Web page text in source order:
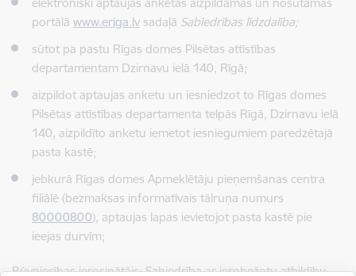
portālā www.eriga.lv sadaļā Sabiedrības līdzdalība;
sūtot pa pastu Rīgas domes Pilsētas attīstības
departamentam Dzirnavu ielā 140, Rīgā;
aizpildot aptaujas anketu un iesniedzot to Rīgas domes
Pilsētas attīstības departamenta telpās Rīgā, Dzirnavu ielā
140, aizpildīto anketu iemetot iesniegumiem paredzētajā
pasta kastē;
jebkurā Rīgas domes Apmeklētāju pieņemšanas centra
filiālē (bezmaksas informatīvais tālruņa numurs
80000800), aptaujas lapas ievietojot pasta kastē pie
ieejas durvīm;
Būvniecības ierosinātājs: Sabiedrība ar ierobežotu atbildību